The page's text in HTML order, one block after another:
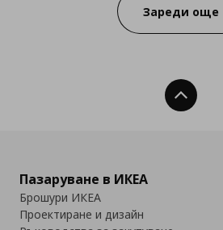
Зареди още
Нагоре
Пазаруване в ИКЕА
Брошури ИКЕА
Проектиране и дизайн